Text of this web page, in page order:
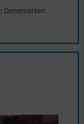
Denemarken